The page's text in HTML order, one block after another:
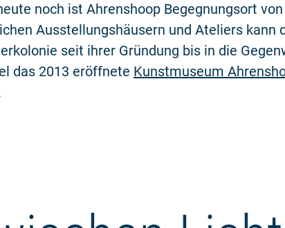
noch ist Ahrenshoop Begegnungsort
Ausstellungshäusern und Ateliers
seit ihrer Gründung bis in die
das 2013 eröffnete Kunstmuseum